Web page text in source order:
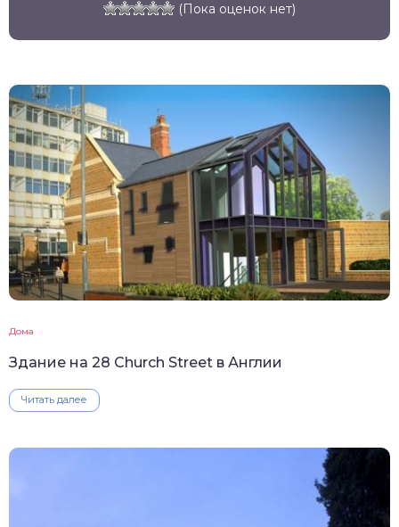
(Пока оценок нет)
Дома
Здание на 28 Church Street в Англии
Читать далее